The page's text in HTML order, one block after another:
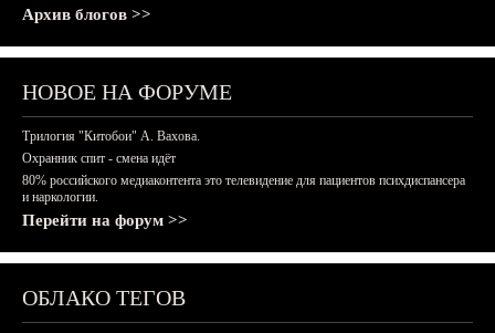
Архив блогов >>
НОВОЕ НА ФОРУМЕ
Трилогия "Китобои" А. Вахова.
Охранник спит - смена идёт
80% российского медиаконтента это телевидение для пациентов психдиспансера
и наркологии.
Перейти на форум >>
ОБЛАКО ТЕГОВ